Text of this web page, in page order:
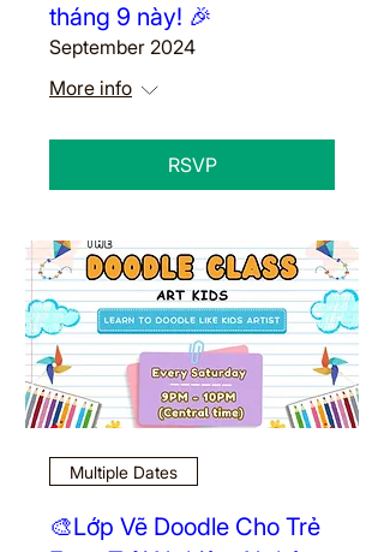
tháng 9 này! 🎉
September 2024
More info
RSVP
Multiple Dates
🎨Lớp Vẽ Doodle Cho Trẻ